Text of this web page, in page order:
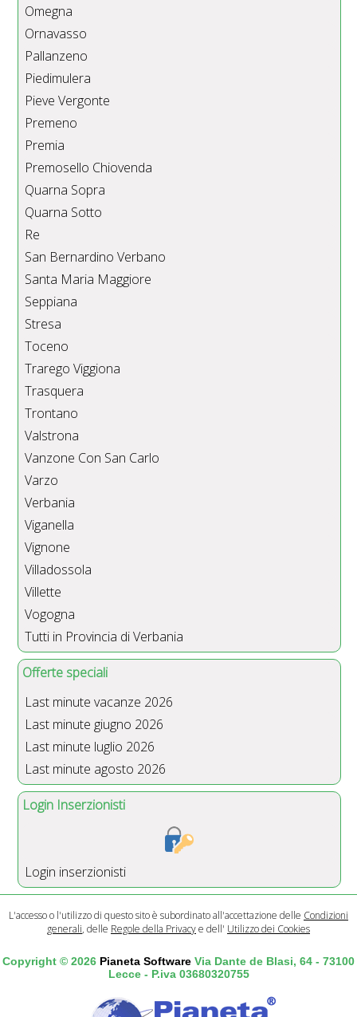
Omegna
Ornavasso
Pallanzeno
Piedimulera
Pieve Vergonte
Premeno
Premia
Premosello Chiovenda
Quarna Sopra
Quarna Sotto
Re
San Bernardino Verbano
Santa Maria Maggiore
Seppiana
Stresa
Toceno
Trarego Viggiona
Trasquera
Trontano
Valstrona
Vanzone Con San Carlo
Varzo
Verbania
Viganella
Vignone
Villadossola
Villette
Vogogna
Tutti in Provincia di Verbania
Offerte speciali
Last minute vacanze 2026
Last minute giugno 2026
Last minute luglio 2026
Last minute agosto 2026
Login Inserzionisti
Login inserzionisti
L'accesso o l'utilizzo di questo sito è subordinato all'accettazione delle Condizioni
generali, delle Regole della Privacye dell' Utilizzo dei Cookies
Copyright © 2026 Pianeta Software Via Dante de Blasi, 64 - 73100
Lecce - P.iva 03680320755